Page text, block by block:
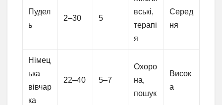
Пудел
ь
2–30 5
вські,
терапі
я
Серед
ня
Німец
ька
вівчар
ка
22–40 5–7
Охоро
на,
пошук
Висок
а